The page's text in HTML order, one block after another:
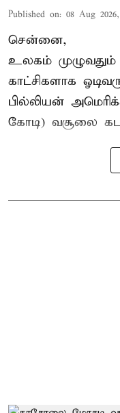
Published on: 08 Aug
சென்னை,
உலகம்
காட்சிகளாக
பில்லியன்
கோடி) வசூலை